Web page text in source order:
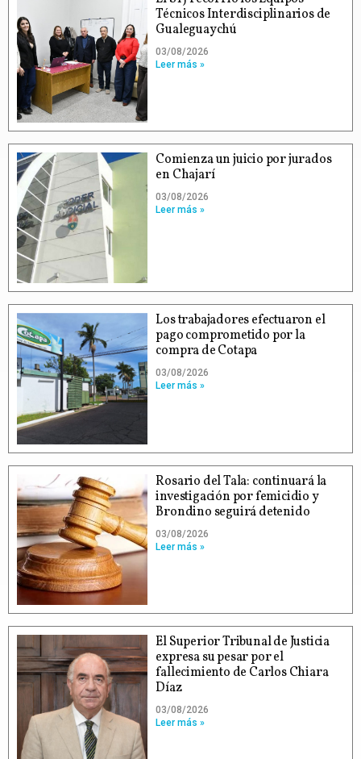
Técnicos Interdisciplinarios de
Gualeguaychú
03/08/2026
Leer más »
Comienza un juicio por jurados
en Chajarí
03/08/2026
Leer más »
Los trabajadores efectuaron el
pago comprometido por la
compra de Cotapa
03/08/2026
Leer más »
Rosario del Tala: continuará la
investigación por femicidio y
Brondino seguirá detenido
03/08/2026
Leer más »
El Superior Tribunal de Justicia
expresa su pesar por el
fallecimiento de Carlos Chiara
Díaz
03/08/2026
Leer más »